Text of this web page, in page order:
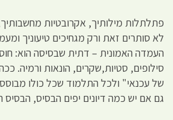
פתלתלות מילותיך, אקרובטיות
לא סותרים זאת ורק מגחיכים טיעוניך
העמדה האמונית – דתית שבסיסה הוא:
סילופים, סטיות,שקרים, הונאות ורמיה.
של עכנאי" ולכל התלמוד שכל כולו
גם אם יש כמה דיונים יפים הבסיס, הבסיס